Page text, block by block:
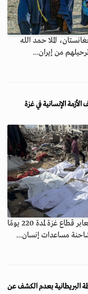
الملا حمد الله
أفاد مسئول فلسطيني بأن إسرائيل أغلقت معابر قطاع غزة لمدة 220 يومًا
البريطانية بعدم الكشف عن